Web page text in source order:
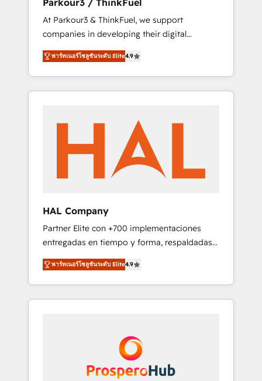
Our Services: HubSpot implementations &
data migration Custom AI agents Revenue
Operations API integrations AI-ready Website
design Let’s turn your CRM into your growth
engine!
Parkour3 / ThinkFuel
At Parkour3 & ThinkFuel, we support
companies in developing their digital
strategies by leveraging technologies and
automating their marketing and sales
processes to generate growth. Our offer
spans from Strategy to Operations. We
implementation, web design, sales &
marketing automation, and digital marketing.
With extensive experience working with tech
companies and manufacturers since 2002,
we are committed to empowering our clients
implementation and seamless integration of
the CRM platform into your digital
ecosystem. Would you like support in
deploying your inbound marketing strategy?
We'll provide support tailored to your needs
and sales objectives. With 125+ certifications,
we are part of the most certified Canadian
coast), our services are offered in both
พาร์ทเนอร์โซลูชันระดับ Elite4.9
HAL Company
Partner Elite con +700 implementaciones
entregadas en tiempo y forma, respaldadas
por 6 acreditaciones de HubSpot y un
equipo de 6 Certified Trainers avalados por
HubSpot Academy. Acompañamos a las
empresas en cada etapa de su crecimiento
Nos caracterizamos por combinar excelencia
técnica con una mirada estratégica a largo
พาร์ทเนอร์โซลูชันระดับ Elite4.9